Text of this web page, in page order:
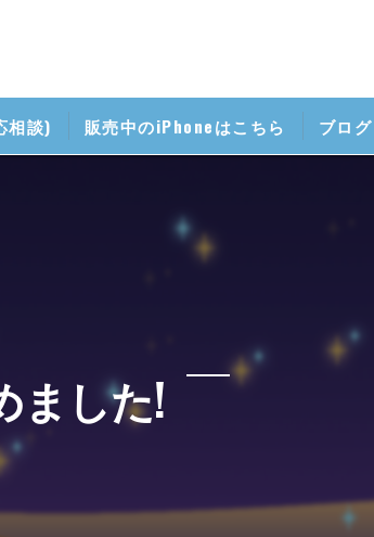
相談) 販売中のiPhoneはこちら ブログ
ました!